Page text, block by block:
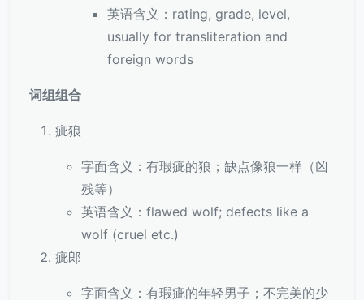
英语含义：rating, grade, level,
usually for transliteration and
foreign words
词组组合
疵狼
字面含义：有瑕疵的狼；缺点像狼一样（凶
残等）
英语含义：flawed wolf; defects like a
wolf (cruel etc.)
疵郎
字面含义：有瑕疵的年轻男子；不完美的少